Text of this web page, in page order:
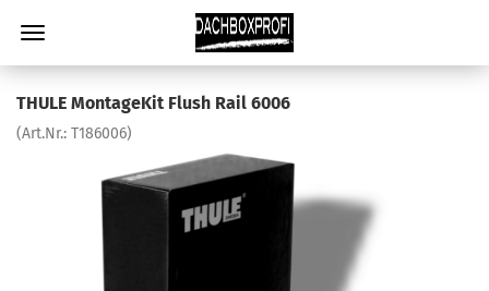
THULE MontageKit Flush Rail 6006
(Art.Nr.: T186006)